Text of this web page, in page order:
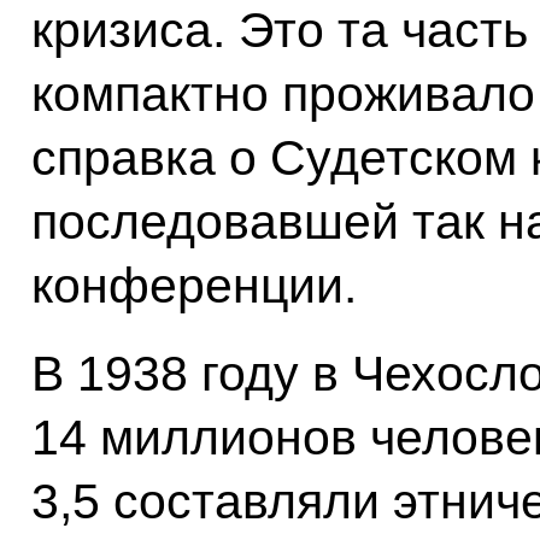
кризиса. Это та
компактно
справка о Судетском
последовавшей так
конференции.
В 1938 году в
14 миллионов
3,5 составляли